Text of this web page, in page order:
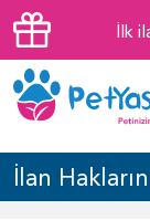
İlk
İlan